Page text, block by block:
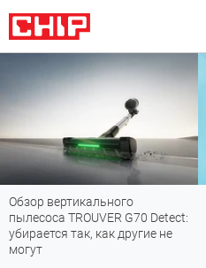
Обзор вертикального
пылесоса TROUVER G70 Detect:
убирается так, как другие не
могут